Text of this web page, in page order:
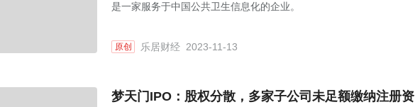
是一家服务于中国公共卫生信息化的企业。
原创 乐居财经 2023-11-13
梦天门IPO：股权分散，多家子公司未足额缴纳注册资